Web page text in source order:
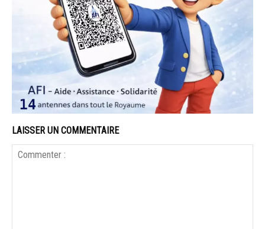
LAISSER UN COMMENTAIRE